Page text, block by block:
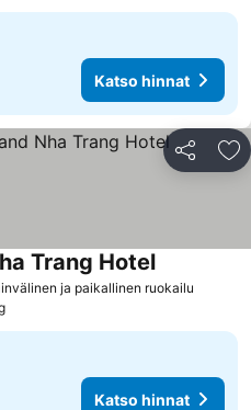
Katso hinnat
Jaa
ja paikallinen ruokailu
Trang HotelKatso
Katso hinnat